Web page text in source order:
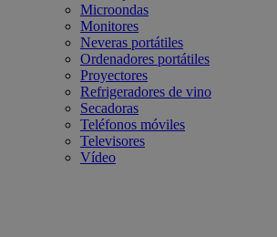
Microondas
Monitores
Neveras portátiles
Ordenadores portátiles
Proyectores
Refrigeradores de vino
Secadoras
Teléfonos móviles
Televisores
Vídeo